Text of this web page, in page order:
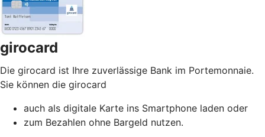
girocard
Die girocard ist Ihre zuverlässige Bank im Portemonnaie.
Sie können die girocard
auch als digitale Karte ins Smartphone laden oder
zum Bezahlen ohne Bargeld nutzen.